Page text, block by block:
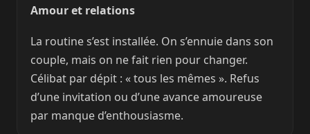
Amour et relations
La routine s’est installée. On s’ennuie dans son
couple, mais on ne fait rien pour changer.
Célibat par dépit : « tous les mêmes ». Refus
d’une invitation ou d’une avance amoureuse
par manque d’enthousiasme.